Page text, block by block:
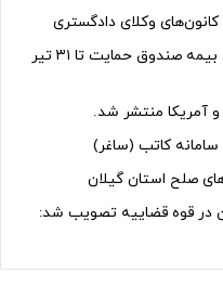
خبر مهم برای وکلا: مهلت پرداخت حق بیمه صندوق حمایت تا ۳۱ تیر
و آمریکا منتشر شد.
سامانه کاتب (ساغر)
صلح استان گیلان
در قوه قضاییه تصویب شد: